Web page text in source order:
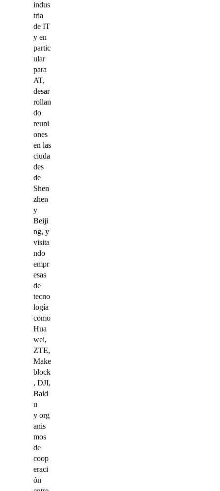
indus
tria
de IT
y en
partic
ular
para
AT,
desar
rollan
do
reuni
ones
en las
ciuda
des
de
Shen
zhen
y
Beiji
ng, y
visita
ndo
empr
esas
de
tecno
logía
como
Hua
wei,
ZTE,
Make
block
, DJI,
Baid
u
y org
anis
mos
de
coop
eraci
ón